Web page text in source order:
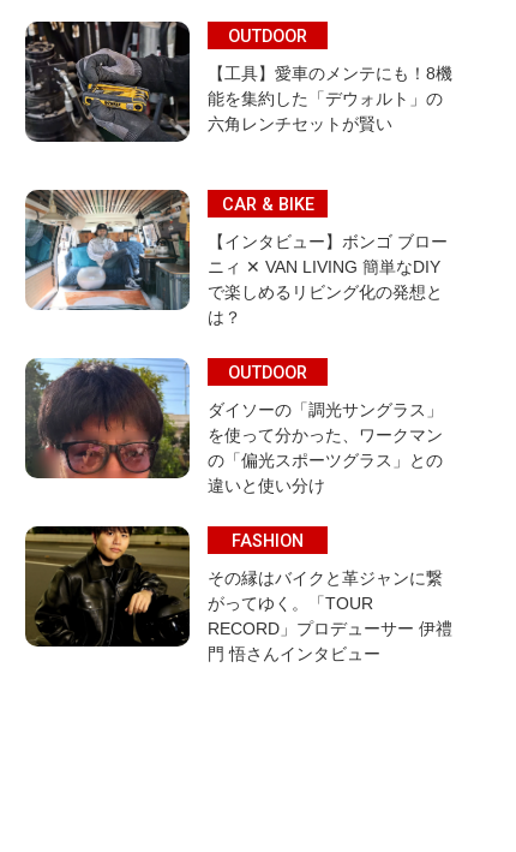
OUTDOOR
【工具】愛車のメンテにも！8機
能を集約した「デウォルト」の
六角レンチセットが賢い
CAR & BIKE
【インタビュー】ボンゴ ブロー
ニィ ✕ VAN LIVING 簡単なDIY
で楽しめるリビング化の発想と
は？
OUTDOOR
ダイソーの「調光サングラス」
を使って分かった、ワークマン
の「偏光スポーツグラス」との
違いと使い分け
FASHION
その縁はバイクと革ジャンに繋
がってゆく。「TOUR
RECORD」プロデューサー 伊禮
門 悟さんインタビュー